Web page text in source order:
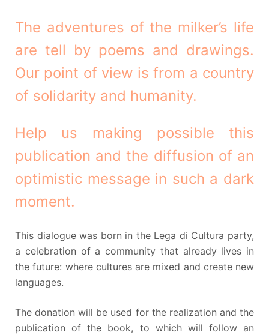
The adventures of the milker’s life
are tell by poems and drawings.
Our point of view is from a country
of solidarity and humanity.
Help us making possible this
publication and the diffusion of an
optimistic message in such a dark
moment.
This dialogue was born in the Lega di Cultura party,
a celebration of a community that already lives in
the future: where cultures are mixed and create new
languages.
The donation will be used for the realization and the
publication of the book, to which will follow an